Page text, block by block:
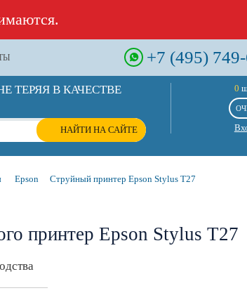
+7 (495)
0
ТЕРЯЯ В КАЧЕСТВЕ
НАЙТИ НА САЙТЕ
Epson Струйный принтер Epson Stylus T27
принтер Epson Stylus T27